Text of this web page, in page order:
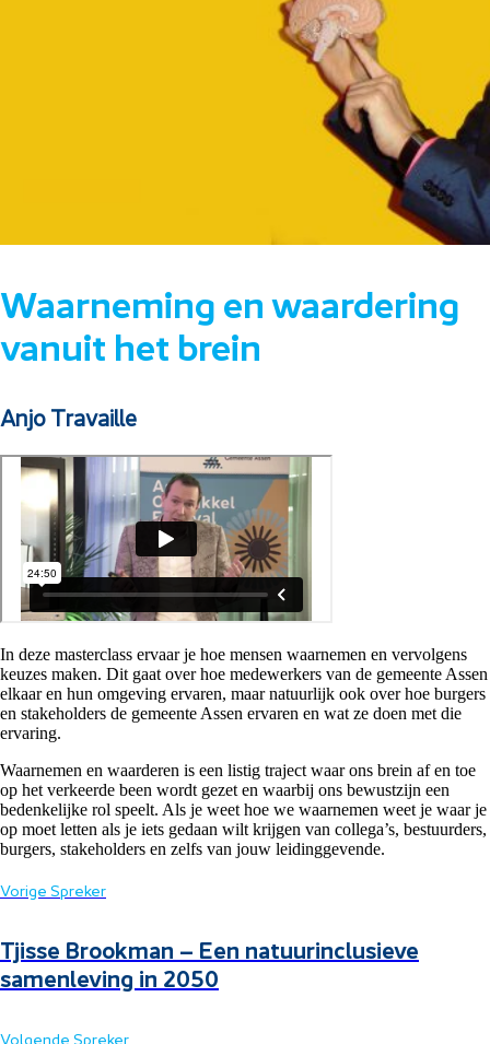
Waarneming en waardering
vanuit het brein
Anjo Travaille
In deze masterclass ervaar je hoe mensen waarnemen en vervolgens
keuzes maken. Dit gaat over hoe medewerkers van de gemeente Assen
elkaar en hun omgeving ervaren, maar natuurlijk ook over hoe burgers
en stakeholders de gemeente Assen ervaren en wat ze doen met die
ervaring.
Waarnemen en waarderen is een listig traject waar ons brein af en toe
op het verkeerde been wordt gezet en waarbij ons bewustzijn een
bedenkelijke rol speelt. Als je weet hoe we waarnemen weet je waar je
op moet letten als je iets gedaan wilt krijgen van collega’s, bestuurders,
burgers, stakeholders en zelfs van jouw leidinggevende.
Vorige Spreker
Tjisse Brookman – Een natuurinclusieve
samenleving in 2050
Volgende Spreker